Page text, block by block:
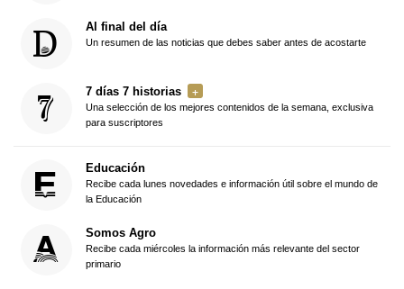
Al final del día
Un resumen de las noticias que debes saber antes de acostarte
7 días 7 historias
Una selección de los mejores contenidos de la semana, exclusiva
para suscriptores
Educación
Recibe cada lunes novedades e información útil sobre el mundo de
la Educación
Somos Agro
Recibe cada miércoles la información más relevante del sector
primario